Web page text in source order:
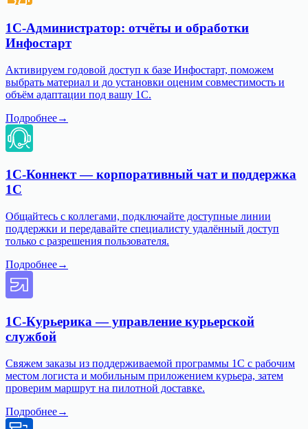
1С-Администратор: отчёты и обработки
Инфостарт
Активируем годовой доступ к базе Инфостарт, поможем
выбрать материал и до установки оценим совместимость и
объём адаптации под вашу 1С.
Подробнее→
1С-Коннект — корпоративный чат и поддержка
1С
Общайтесь с коллегами, подключайте доступные линии
поддержки и передавайте специалисту удалённый доступ
только с разрешения пользователя.
Подробнее→
1С-Курьерика — управление курьерской
службой
Свяжем заказы из поддерживаемой программы 1С с рабочим
местом логиста и мобильным приложением курьера, затем
проверим маршрут на пилотной доставке.
Подробнее→